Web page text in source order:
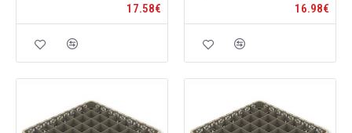
17.58€ 16.98€